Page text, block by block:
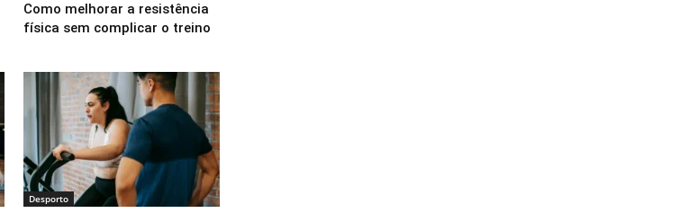
Como melhorar a resistência
física sem complicar o treino
Desporto